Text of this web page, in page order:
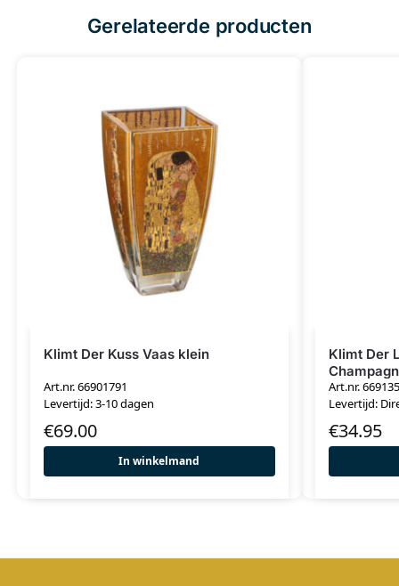
Gerelateerde producten
Klimt Der Kuss Vaas klein
Art.nr. 66901791
Levertijd: 3-10 dagen
€69.00
In winkelmand
Klimt Der
Art.nr.
Levertijd:
€34.95